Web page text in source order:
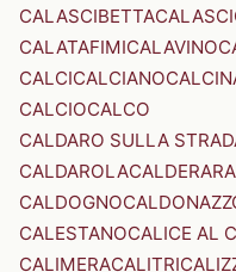
CALASCIBETTA
CALATAFIMICALAVINO
CALCICALCIANO
CALCIOCALCO
CALDARO SULLA
CALDAROLA
CALDOGNO
CALESTANOCALICE AL
CALIMERACALITRI